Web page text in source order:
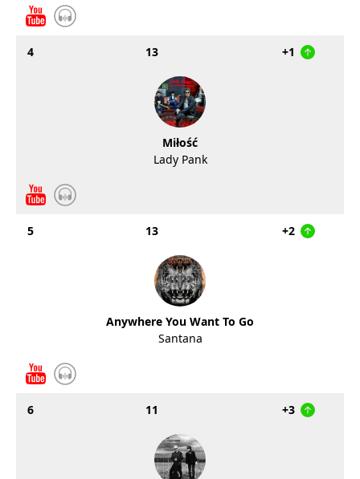
4 13 +1
Miłość
Lady Pank
5 13 +2
Anywhere You Want To Go
Santana
6 11 +3